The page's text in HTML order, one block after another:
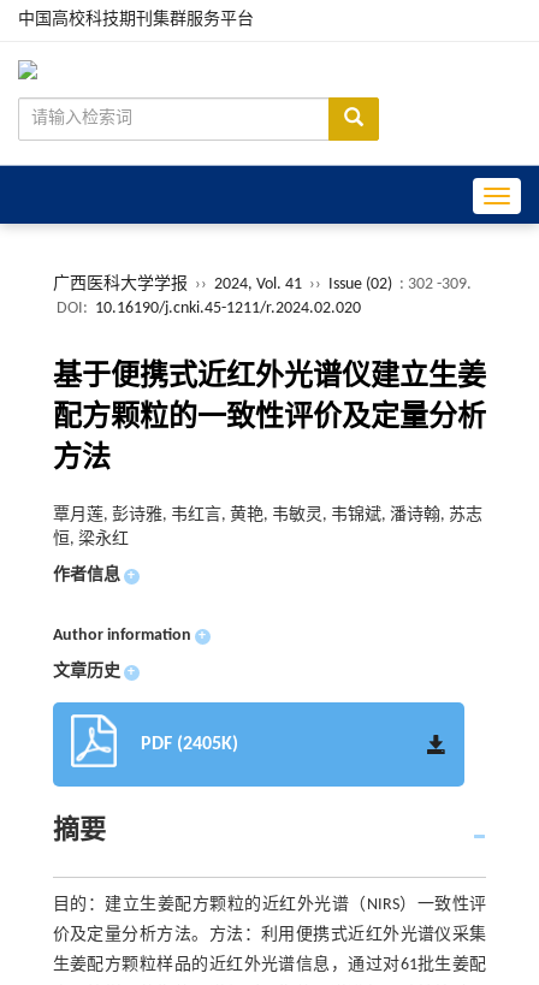
中国高校科技期刊集群服务平台
广西医科大学学报 ›› 2024, Vol. 41 ›› Issue (02) : 302 -309.
DOI: 10.16190/j.cnki.45-1211/r.2024.02.020
基于便携式近红外光谱仪建立生姜
配方颗粒的一致性评价及定量分析
方法
覃月莲, 彭诗雅, 韦红言, 黄艳, 韦敏灵, 韦锦斌, 潘诗翰, 苏志
恒, 梁永红
作者信息 +
Author information +
文章历史 +
PDF (2405K)
摘要
目的：建立生姜配方颗粒的近红外光谱（NIRS）一致性评
价及定量分析方法。方法：利用便携式近红外光谱仪采集
生姜配方颗粒样品的近红外光谱信息，通过对61批生姜配